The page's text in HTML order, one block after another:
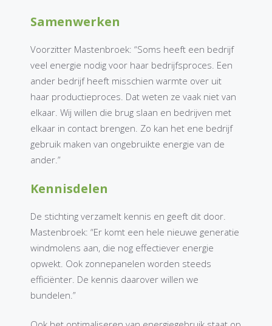
Samenwerken
Voorzitter Mastenbroek: “Soms heeft een bedrijf
veel energie nodig voor haar bedrijfsproces. Een
ander bedrijf heeft misschien warmte over uit
haar productieproces. Dat weten ze vaak niet van
elkaar. Wij willen die brug slaan en bedrijven met
elkaar in contact brengen. Zo kan het ene bedrijf
gebruik maken van ongebruikte energie van de
ander.”
Kennisdelen
De stichting verzamelt kennis en geeft dit door.
Mastenbroek: “Er komt een hele nieuwe generatie
windmolens aan, die nog effectiever energie
opwekt. Ook zonnepanelen worden steeds
efficiënter. De kennis daarover willen we
bundelen.”